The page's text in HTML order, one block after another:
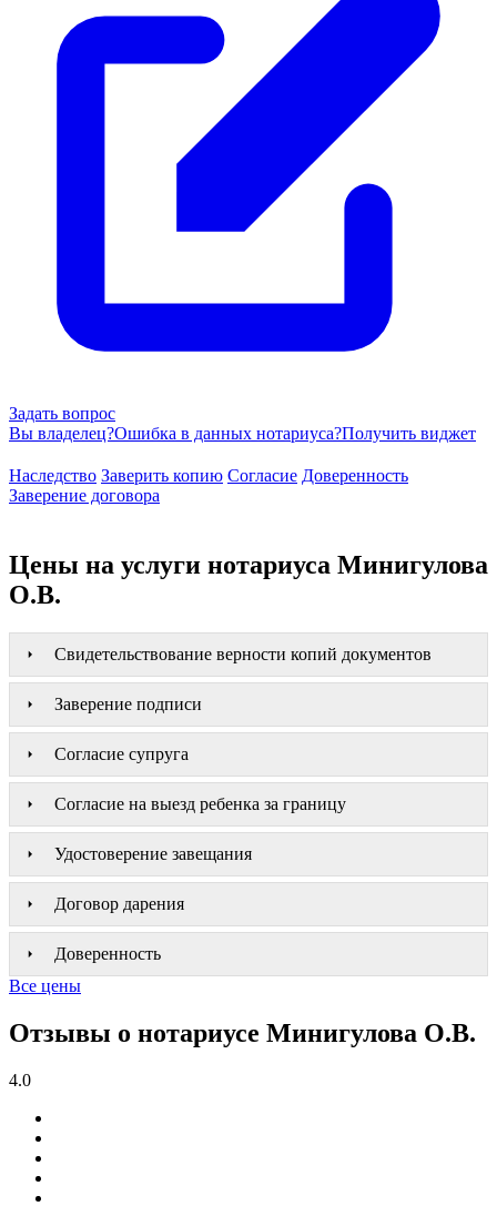
Задать вопрос
Вы владелец?Ошибка в данных нотариуса?Получить виджет
Наследство Заверить копию Согласие Доверенность
Заверение договора
Цены на услуги нотариуса Минигулова
О.В.
Свидетельствование верности копий документов
Заверение подписи
Согласие супруга
Согласие на выезд ребенка за границу
Удостоверение завещания
Договор дарения
Доверенность
Все цены
Отзывы о нотариусе Минигулова О.В.
4.0